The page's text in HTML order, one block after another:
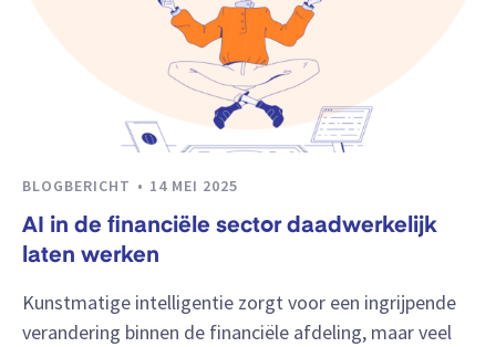
BLOGBERICHT 14 MEI 2025
AI in de financiële sector daadwerkelijk
laten werken
Kunstmatige intelligentie zorgt voor een ingrijpende
verandering binnen de financiële afdeling, maar veel